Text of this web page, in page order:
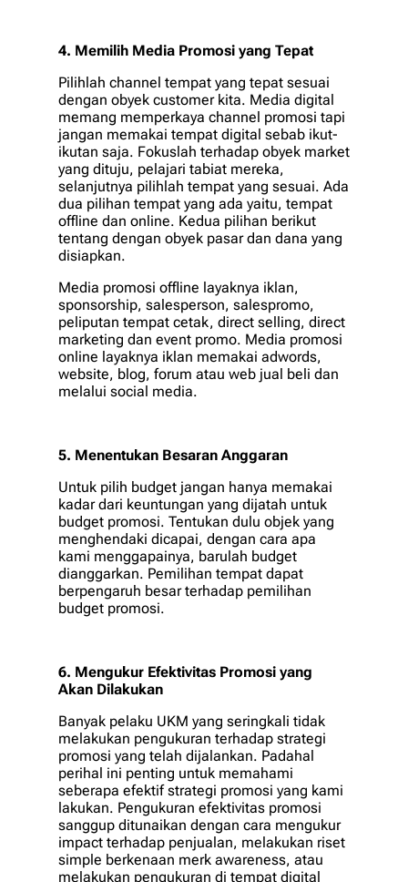
4. Memilih Media Promosi yang Tepat
Pilihlah channel tempat yang tepat sesuai
dengan obyek customer kita. Media digital
memang memperkaya channel promosi tapi
jangan memakai tempat digital sebab ikut-
ikutan saja. Fokuslah terhadap obyek market
yang dituju, pelajari tabiat mereka,
selanjutnya pilihlah tempat yang sesuai. Ada
dua pilihan tempat yang ada yaitu, tempat
offline dan online. Kedua pilihan berikut
tentang dengan obyek pasar dan dana yang
disiapkan.
Media promosi offline layaknya iklan,
sponsorship, salesperson, salespromo,
peliputan tempat cetak, direct selling, direct
marketing dan event promo. Media promosi
online layaknya iklan memakai adwords,
website, blog, forum atau web jual beli dan
melalui social media.
5. Menentukan Besaran Anggaran
Untuk pilih budget jangan hanya memakai
kadar dari keuntungan yang dijatah untuk
budget promosi. Tentukan dulu objek yang
menghendaki dicapai, dengan cara apa
kami menggapainya, barulah budget
dianggarkan. Pemilihan tempat dapat
berpengaruh besar terhadap pemilihan
budget promosi.
6. Mengukur Efektivitas Promosi yang
Akan Dilakukan
Banyak pelaku UKM yang seringkali tidak
melakukan pengukuran terhadap strategi
promosi yang telah dijalankan. Padahal
perihal ini penting untuk memahami
seberapa efektif strategi promosi yang kami
lakukan. Pengukuran efektivitas promosi
sanggup ditunaikan dengan cara mengukur
impact terhadap penjualan, melakukan riset
simple berkenaan merk awareness, atau
melakukan pengukuran di tempat digital